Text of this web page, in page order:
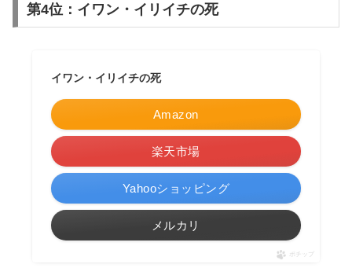
第4位：イワン・イリイチの死
イワン・イリイチの死
Amazon
楽天市場
Yahooショッピング
メルカリ
ポチップ